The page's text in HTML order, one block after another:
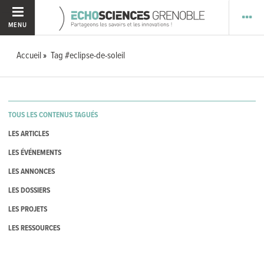
MENU
Accueil Tag #eclipse-de-soleil
TOUS LES CONTENUS TAGUÉS
LES ARTICLES
LES ÉVÉNEMENTS
LES ANNONCES
LES DOSSIERS
LES PROJETS
LES RESSOURCES